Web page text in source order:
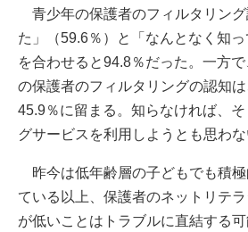
青少年の保護者のフィルタリン
た」（59.6％）と「なんとなく知っ
を合わせると94.8％だった。一方
の保護者のフィルタリングの認知
45.9％に留まる。知らなければ、
グサービスを利用しようとも思わな
昨今は低年齢層の子どもでも積極
ている以上、保護者のネットリテ
が低いことはトラブルに直結する